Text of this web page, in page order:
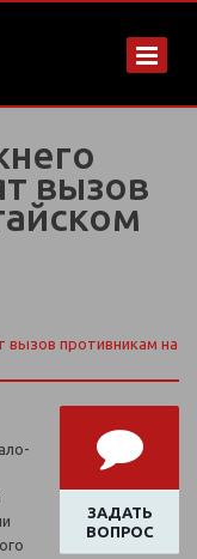
вызов
ЗАДАТЬ
ВОПРОС